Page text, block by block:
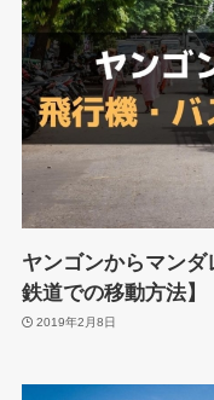
ヤンゴンからマンダ
鉄道での移動方法】
2019年2月8日